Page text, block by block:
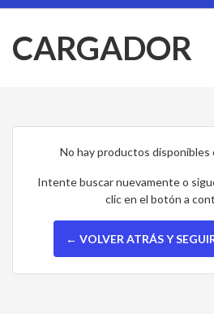
CARGADOR
No hay productos disponibles
Intente buscar nuevamente o
clic en el botón a
← VOLVER ATRÁS Y